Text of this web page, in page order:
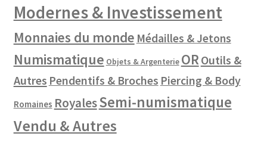
Modernes & Investissement
Monnaies du monde Médailles & Jetons
Numismatique Objets & Argenterie OR Outils &
Autres Pendentifs & Broches Piercing & Body
Romaines RoyalesSemi-numismatique
Vendu & Autres